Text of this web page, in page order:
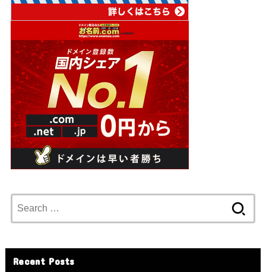
for:
Recent Posts